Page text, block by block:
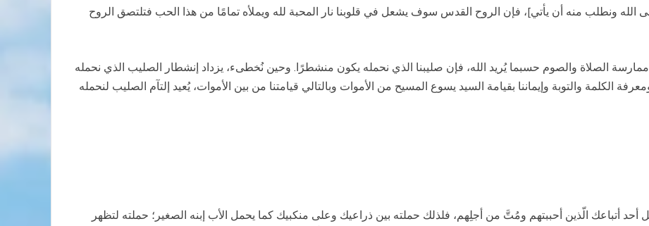
الله ونطلب منه أن يأتي]، فإن الروح القدس سوف يشعل في قلوبنا نار المحبة لله ويملأه تمامًا من هذا الحب فتلتصق الروح
الصلاة والصوم حسبما يُريد الله، فإن صليبنا الذي نحمله يكون منشطرًا. وحين نُخطىء، يزداد إنشطار الصليب الذي نحمله
معرفة الكلمة والتوبة وإيماننا بقيامة السيد يسوع المسيح من الأموات وبالتالي قيامتنا من بين الأموات، يُعيد إلتآم الصليب لنحمله
أتباعك الّذين أحببتهم ومُتَّ من أجلِهم، فلذلك حملته بين ذراعيك وعلى منكبيك كما يحمل الأب إبنه الصغير؛ حملته لتظهر